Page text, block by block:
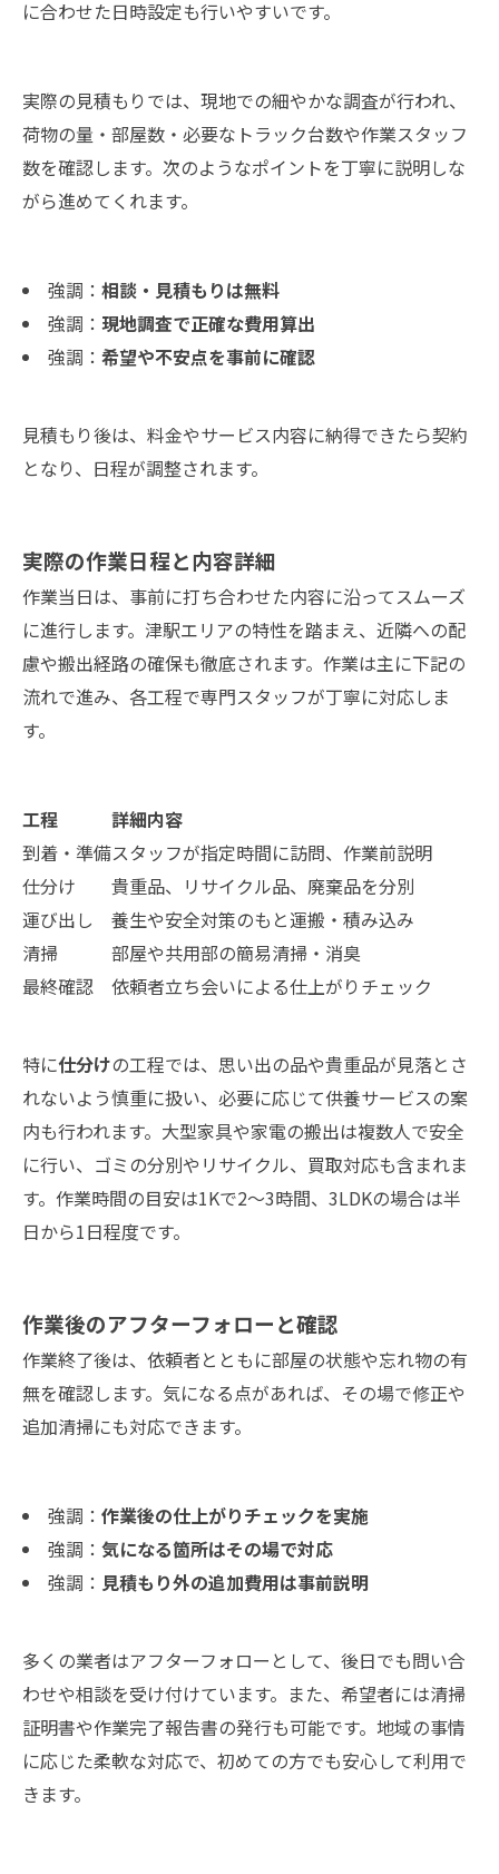
に合わせた日時設定も行いやすいです。
実際の見積もりでは、現地での細やかな調査が行われ、
荷物の量・部屋数・必要なトラック台数や作業スタッフ
数を確認します。次のようなポイントを丁寧に説明しな
がら進めてくれます。
強調： 相談・見積もりは無料
強調： 現地調査で正確な費用算出
強調： 希望や不安点を事前に確認
見積もり後は、料金やサービス内容に納得できたら契約
となり、日程が調整されます。
実際の作業日程と内容詳細
作業当日は、事前に打ち合わせた内容に沿ってスムーズ
に進行します。津駅エリアの特性を踏まえ、近隣への配
慮や搬出経路の確保も徹底されます。作業は主に下記の
流れで進み、各工程で専門スタッフが丁寧に対応しま
す。
工程
詳細内容
到着・準備スタッフが指定時間に訪問、作業前説明
仕分け
貴重品、リサイクル品、廃棄品を分別
運び出し
養生や安全対策のもと運搬・積み込み
清掃
部屋や共用部の簡易清掃・消臭
最終確認
依頼者立ち会いによる仕上がりチェック
特に仕分けの工程では、思い出の品や貴重品が見落とさ
れないよう慎重に扱い、必要に応じて供養サービスの案
内も行われます。大型家具や家電の搬出は複数人で安全
に行い、ゴミの分別やリサイクル、買取対応も含まれま
す。作業時間の目安は1Kで2～3時間、3LDKの場合は半
日から1日程度です。
作業後のアフターフォローと確認
作業終了後は、依頼者とともに部屋の状態や忘れ物の有
無を確認します。気になる点があれば、その場で修正や
追加清掃にも対応できます。
強調： 作業後の仕上がりチェックを実施
強調： 気になる箇所はその場で対応
強調： 見積もり外の追加費用は事前説明
多くの業者はアフターフォローとして、後日でも問い合
わせや相談を受け付けています。また、希望者には清掃
証明書や作業完了報告書の発行も可能です。地域の事情
に応じた柔軟な対応で、初めての方でも安心して利用で
きます。